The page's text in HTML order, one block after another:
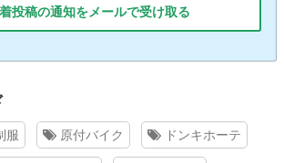
投稿の通知をメールで受け取る
服 原付バイク ドンキホーテ